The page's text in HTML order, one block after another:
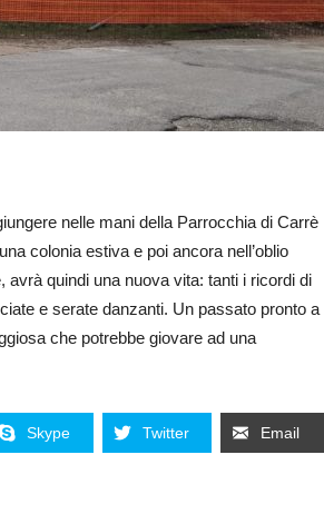
nelle mani della Parrocchia di Carrè
colonia estiva e poi ancora nell’oblio
quindi una nuova vita: tanti i ricordi di
e serate danzanti. Un passato pronto a
che potrebbe giovare ad una
Skype Twitter Email